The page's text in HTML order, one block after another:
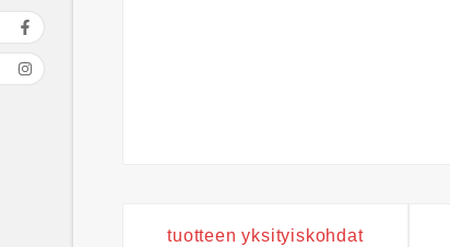
tuotteen yksityiskohdat